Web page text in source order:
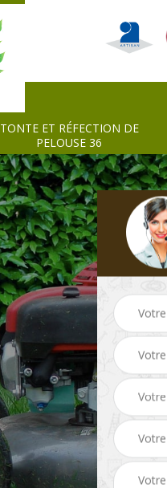
TONTE ET RÉFECTION DE
PELOUSE 36
Tonte et réfection de
pelouse 36